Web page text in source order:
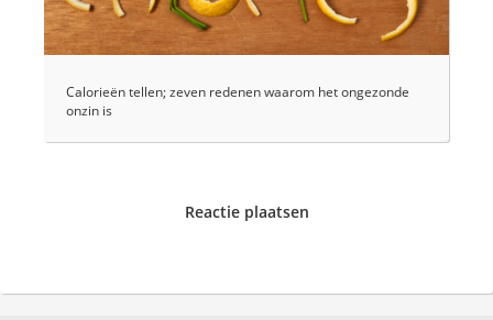
Calorieën tellen; zeven redenen waarom het ongezonde
onzin is
Reactie plaatsen